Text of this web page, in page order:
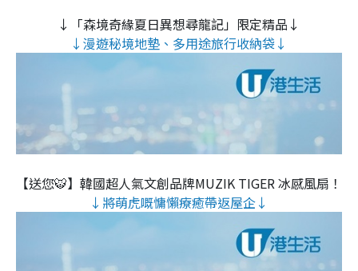
↓「森境奇緣夏日異想尋龍記」限定精品↓
↓漫遊秘境地墊、多用途旅行收納袋↓
【送您🐯】韓國超人氣文創品牌MUZIK TIGER 冰感風扇！
↓將萌虎嘅慵懶療癒帶返屋企↓